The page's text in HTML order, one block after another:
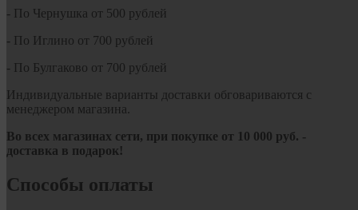
- По Чернушка от 500 рублей
- По Иглино от 700 рублей
- По Булгаково от 700 рублей
Индивидуальные варианты доставки обговариваются с
менеджером магазина.
Во всех магазинах сети, при покупке от 10 000 руб. -
доставка в подарок!
Способы оплаты